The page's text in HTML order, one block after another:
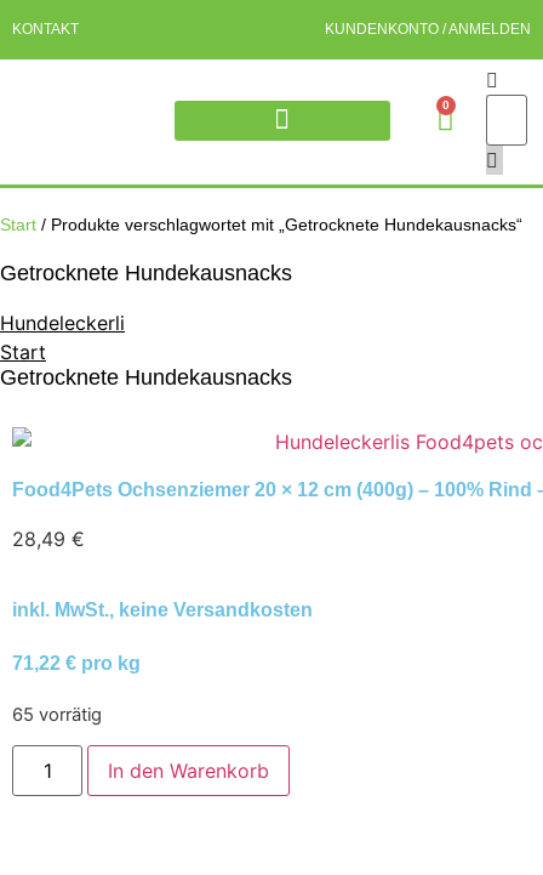
KONTAKT KUNDENKONTO / ANMELDEN
0
Start / Produkte verschlagwortet mit „Getrocknete Hundekausnacks“
Getrocknete Hundekausnacks
Hundeleckerli
Start
Getrocknete Hundekausnacks
Food4Pets Ochsenziemer 20 × 12 cm (400g) – 100%
28,49 €
inkl. MwSt., keine Versandkosten
71,22 € pro kg
65 vorrätig
In den Warenkorb